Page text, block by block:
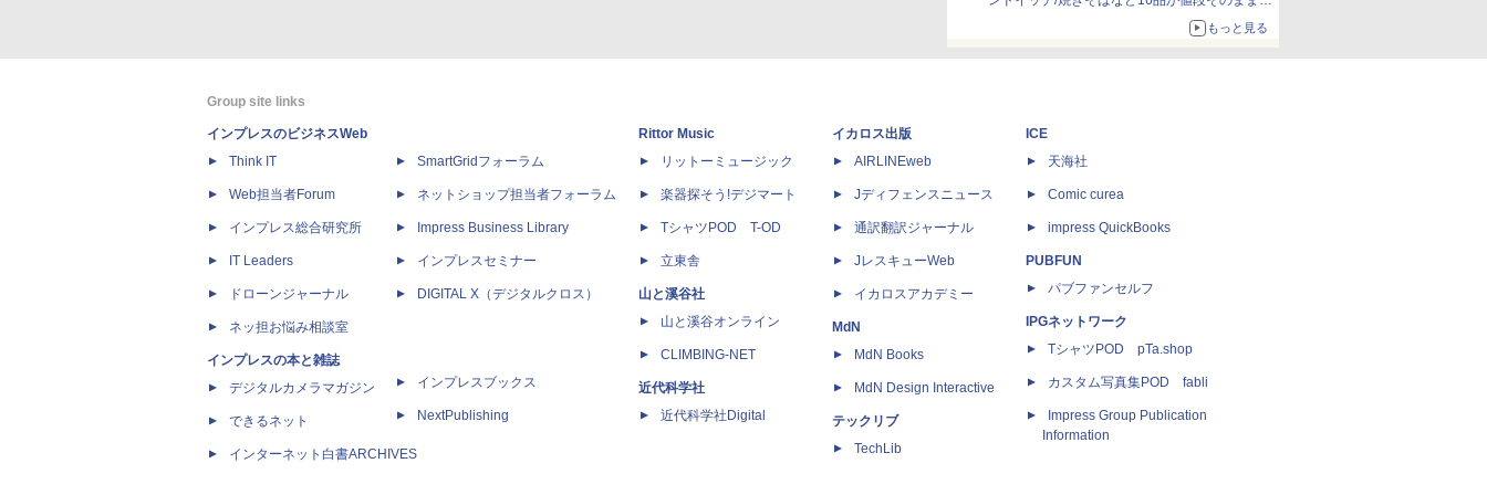
もっと見る
Group site links
インプレスのビジネスWeb
Think IT
Web担当者Forum
インプレス総合研究所
IT Leaders
ドローンジャーナル
ネッ担お悩み相談室
インプレスの本と雑誌
デジタルカメラマガジン
できるネット
インターネット白書ARCHIVES
SmartGridフォーラム
ネットショップ担当者フォーラム
Impress Business Library
インプレスセミナー
DIGITAL X（デジタルクロス）
インプレスブックス
NextPublishing
Rittor Music
リットーミュージック
楽器探そう!デジマート
TシャツPOD T-OD
立東舎
山と溪谷社
山と溪谷オンライン
CLIMBING-NET
近代科学社
近代科学社Digital
イカロス出版
AIRLINEweb
Jディフェンスニュース
通訳翻訳ジャーナル
JレスキューWeb
イカロスアカデミー
MdN
MdN Books
MdN Design Interactive
テックリブ
TechLib
ICE
天海社
Comic curea
impress QuickBooks
PUBFUN
パブファンセルフ
IPGネットワーク
TシャツPOD pTa.shop
カスタム写真集POD fabli
Impress Group Publication
Information